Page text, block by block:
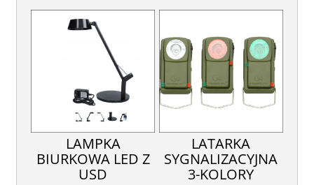
LAMPKA
BIURKOWA LED Z
USD
LATARKA
SYGNALIZACYJNA
3-KOLORY